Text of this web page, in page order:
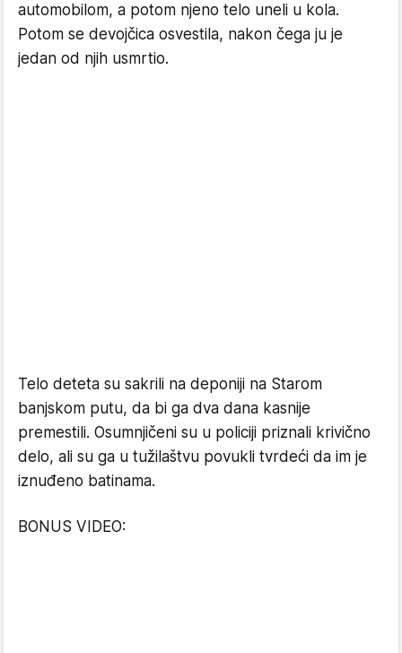
automobilom, a potom njeno telo uneli u kola.
Potom se devojčica osvestila, nakon čega ju je
jedan od njih usmrtio.
Telo deteta su sakrili na deponiji na Starom
banjskom putu, da bi ga dva dana kasnije
premestili. Osumnjičeni su u policiji priznali krivično
delo, ali su ga u tužilaštvu povukli tvrdeći da im je
iznuđeno batinama.
BONUS VIDEO: